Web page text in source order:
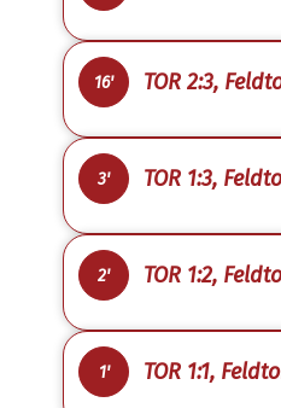
16' TOR 2:3,
3' TOR 1:3,
2' TOR 1:2,
1' TOR 1:1,